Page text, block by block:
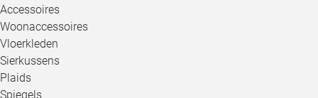
Accessoires
Woonaccessoires
Vloerkleden
Sierkussens
Plaids
Spiegels